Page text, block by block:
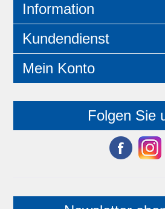
Information
Kundendienst
Mein Konto
Folgen Sie